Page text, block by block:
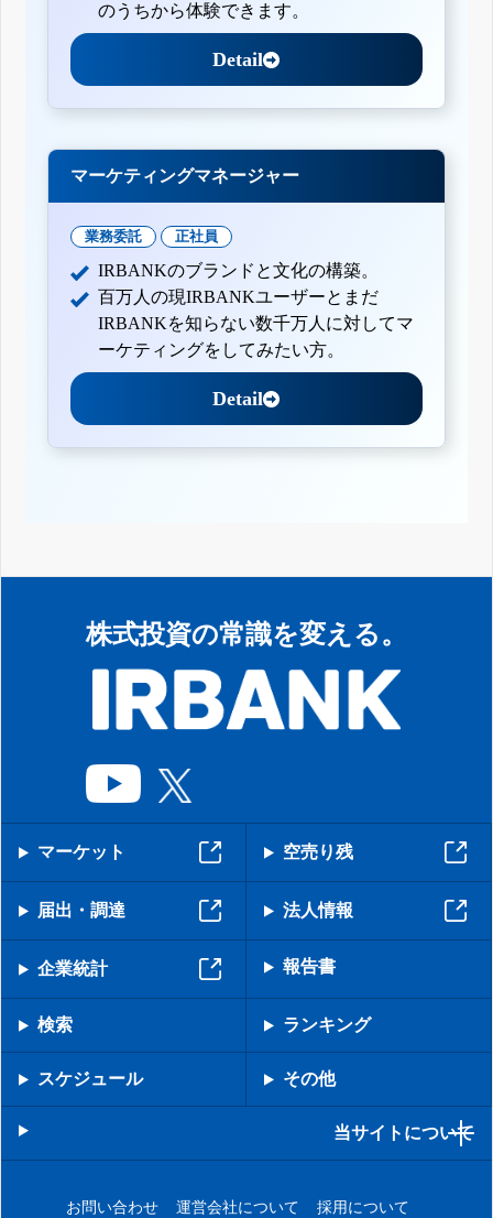
のうちから体験できます。
Detail
マーケティングマネージャー
業務委託 正社員
IRBANKのブランドと文化の構築。
百万人の現IRBANKユーザーとまだ
IRBANKを知らない数千万人に対してマ
ーケティングをしてみたい方。
Detail
株式投資の常識を変える。
マーケット 空売り残
届出・調達 法人情報
企業統計 報告書
検索 ランキング
スケジュール その他
当サイトについて
お問い合わせ 運営会社について 採用について